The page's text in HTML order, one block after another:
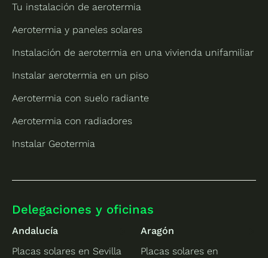
Tu instalación de aerotermia
Aerotermia y paneles solares
Instalación de aerotermia en una vivienda unifamiliar
Instalar aerotermia en un piso
Aerotermia con suelo radiante
Aerotermia con radiadores
Instalar Geotermia
Delegaciones y oficinas
Andalucía
Placas solares en Sevilla
Aragón
Placas solares en